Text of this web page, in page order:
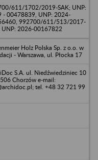
611/1702/2019-SAK; UNP:
- 00478839, UNP: 2024-
992700/611/513/2017-
UNP: 2026-00167822
Holz Polska Sp. z o.o. w
- Warszawa, ul. Płocka 17
S.A. ul. Niedźwiedziniec 10
Chorzów e-mail:
tel. +48 32 721 99